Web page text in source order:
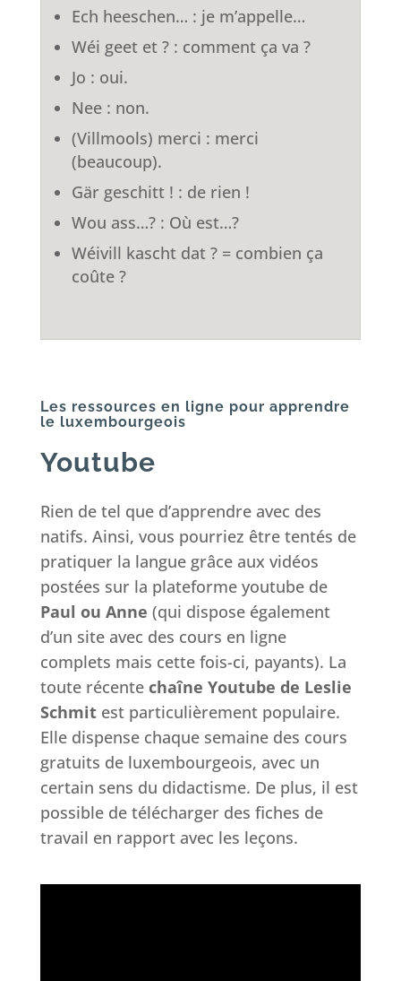
Ech heeschen… : je m’appelle…
Wéi geet et ? : comment ça va ?
Jo : oui.
Nee : non.
(Villmools) merci : merci
(beaucoup).
Gär geschitt ! : de rien !
Wou ass…? : Où est…?
Wéivill kascht dat ? = combien ça
coûte ?
Les ressources en ligne pour apprendre
le luxembourgeois
Youtube
Rien de tel que d’apprendre avec des
natifs. Ainsi, vous pourriez être tentés de
pratiquer la langue grâce aux vidéos
postées sur la plateforme youtube de
Paul ou Anne (qui dispose également
d’un site avec des cours en ligne
complets mais cette fois-ci, payants). La
toute récente chaîne Youtube de Leslie
Schmitest particulièrement populaire.
Elle dispense chaque semaine des cours
gratuits de luxembourgeois, avec un
certain sens du didactisme. De plus, il est
possible de télécharger des fiches de
travail en rapport avec les leçons.